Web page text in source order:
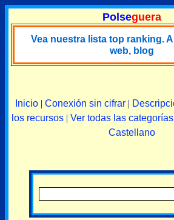
Polseguera
Vea nuestra lista top ranking.
web, blog
Inicio| Conexión sin cifrar|
los recursos| Ver todas las categorías
Castellano